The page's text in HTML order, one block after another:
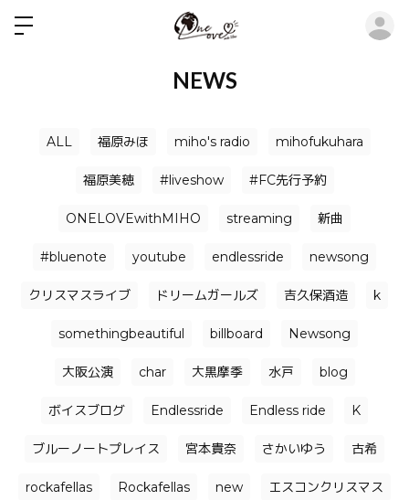
NEWS
ALL 福原みほ miho's radio mihofukuhara
福原美穂 #liveshow #FC先行予約
ONELOVEwithMIHO streaming 新曲
#bluenote youtube endlessride newsong
クリスマスライブ ドリームガールズ 吉久保酒造 k
somethingbeautiful billboard Newsong
大阪公演 char 大黒摩季 水戸 blog
ボイスブログ Endlessride Endless ride K
ブルーノートプレイス 宮本貴奈 さかいゆう 古希
rockafellas Rockafellas new エスコンクリスマス